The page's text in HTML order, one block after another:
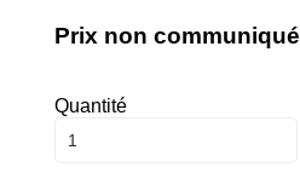
Prix non communiqué
Quantité